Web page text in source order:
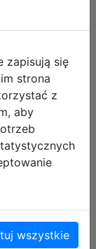
Tokens
zapisują się
strona
z
aby
wszystkie